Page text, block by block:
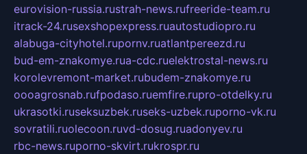
eurovision-russia.rustrah-news.rufreeride-team.ru
itrack-24.rusexshopexpress.ruautostudiopro.ru
alabuga-cityhotel.rupornv.ruatlantpereezd.ru
bud-em-znakomye.rua-cdc.ruelektrostal-news.ru
korolevremont-market.rubudem-znakomye.ru
oooagrosnab.rufpodaso.ruemfire.rupro-otdelky.ru
ukrasotki.ruseksuzbek.ruseks-uzbek.ruporno-vk.ru
sovratili.ruolecoon.ruvd-dosug.ruadonyev.ru
rbc-news.ruporno-skvirt.rukrospr.ru